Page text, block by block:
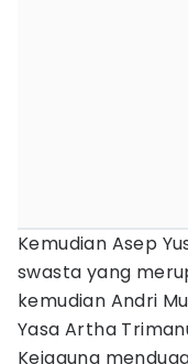
Kemudian Asep
swasta yang
kemudian Andri
Yasa Artha
Kejagung